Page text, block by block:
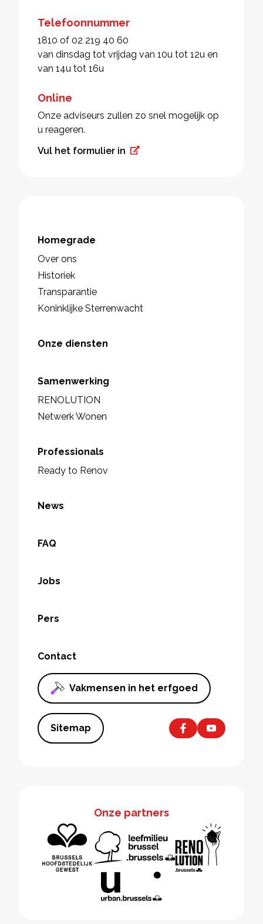
Telefoonnummer
1810 of 02 219 40 60
van dinsdag tot vrijdag van 10u tot 12u en
van 14u tot 16u
Online
Onze adviseurs zullen zo snel mogelijk op
u reageren.
Vul het formulier in
Homegrade
Over ons
Historiek
Transparantie
Koninklijke Sterrenwacht
Onze diensten
Samenwerking
RENOLUTION
Netwerk Wonen
Professionals
Ready to Renov
News
FAQ
Jobs
Pers
Contact
Vakmensen in het erfgoed
Sitemap
Onze partners